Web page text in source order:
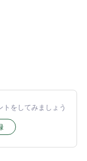
をしてみましょう